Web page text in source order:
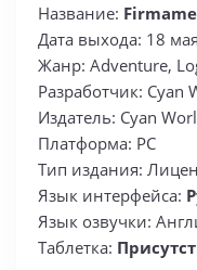
Название:
Дата выхода: 18
Жанр: Adventure,
Разработчик: Cyan
Издатель: Cyan
Платформа: PC
Тип издания:
Язык интерфейса:
Язык озвучки:
Таблетка: